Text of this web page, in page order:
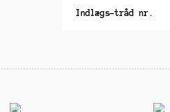
Indlægs-tråd nr.